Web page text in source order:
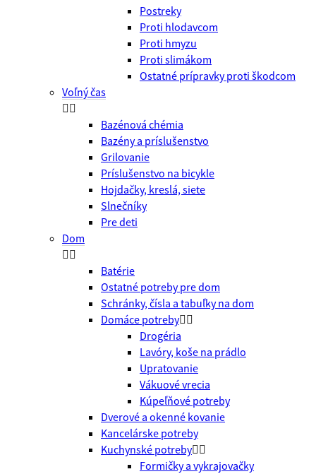
Postreky
Proti hlodavcom
Proti hmyzu
Proti slimákom
Ostatné prípravky proti škodcom
Voľný čas

Bazénová chémia
Bazény a príslušenstvo
Grilovanie
Príslušenstvo na bicykle
Hojdačky, kreslá, siete
Slnečníky
Pre deti
Dom

Batérie
Ostatné potreby pre dom
Schránky, čísla a tabuľky na dom
Domáce potreby
Drogéria
Lavóry, koše na prádlo
Upratovanie
Vákuové vrecia
Kúpeľňové potreby
Dverové a okenné kovanie
Kancelárske potreby
Kuchynské potreby
Formičky a vykrajovačky